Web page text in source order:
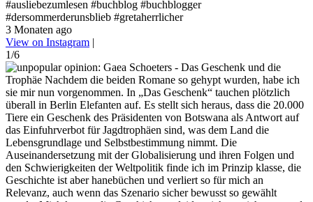
#ausliebezumlesen #buchblog #buchblogger
#dersommerderunsblieb #gretaherrlicher
3 Monaten ago
View on Instagram |
1/6